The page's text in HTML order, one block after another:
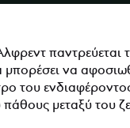
παντρεύεται
να
του
πάθους μεταξύ του